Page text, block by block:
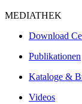
MEDIATHEK
Download
Publikationen
Kataloge &
Videos